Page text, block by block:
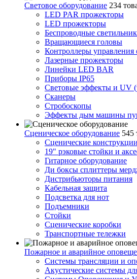
Световое оборудование 234
LED PAR прожекторы
LED прожекторы
Беспроводные
Вращающиеся головы
Контроллеры управления
Лазерные прожекторы
Линейки LED BAR
Приборы IP65
Световые эффекты и UV
Сканеры
Стробоскопы
Эффекты дым машины
Сценическое оборудование 545
Сценические конструкции
19" рэковые стойки и
Гитарное оборудование
Ди боксы сплиттеры
Дистрибьюторы питания
Кабельная защита
Подсветка для нот
Подъемники
Стойки
Сценические коробки
Транспортные тележки
Пожарное и аварийное
Cистемы трансляции и
Акустические системы